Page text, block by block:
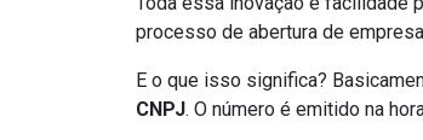
processo de abertura de
E o que isso significa?
CNPJ. O número é emitido na